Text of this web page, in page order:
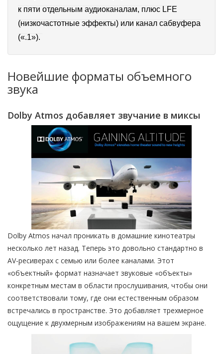
к пяти отдельным аудиоканалам, плюс LFE
(низкочастотные эффекты) или канал сабвуфера
(«.1»).
Новейшие форматы объемного
звука
Dolby Atmos добавляет звучание в миксы
Dolby Atmos начал проникать в домашние кинотеатры
несколько лет назад. Теперь это довольно стандартно в
AV-ресиверах с семью или более каналами. Этот
«объектный» формат назначает звуковые «объекты»
конкретным местам в области прослушивания, чтобы они
соответствовали тому, где они естественным образом
встречались в пространстве. Это добавляет трехмерное
ощущение к двухмерным изображениям на вашем экране.